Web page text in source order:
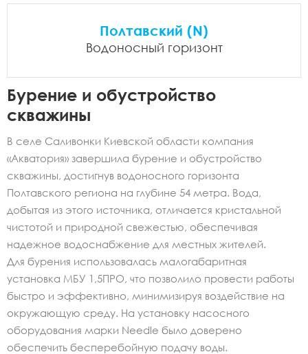
Бурение и обустройство
скважины
В селе Саливонки Киевской области компания
«Акватория» завершила бурение и обустройство
скважины, достигнув водоносного горизонта
Полтавского региона на глубине 54 метра. Вода,
добытая из этого источника, отличается кристальной
чистотой и природной свежестью, обеспечивая
надежное водоснабжение для местных жителей.
Для бурения использовалась малогабаритная
установка МБУ 1,5ПРО, что позволило провести работы
быстро и эффективно, минимизируя воздействие на
окружающую среду. На установку насосного
оборудования марки Needle было доверено
обеспечить бесперебойную подачу воды.
Полтавский (N)
Водоносный горизонт